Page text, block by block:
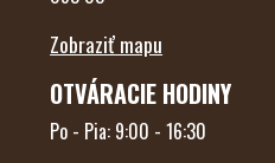
Zobraziť mapu
OTVÁRACIE HODINY
Po - Pia: 9:00 - 16:30